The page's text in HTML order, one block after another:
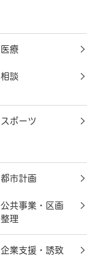
医療
相談
スポーツ
都市計画
公共事業・区画
整理
企業支援・誘致